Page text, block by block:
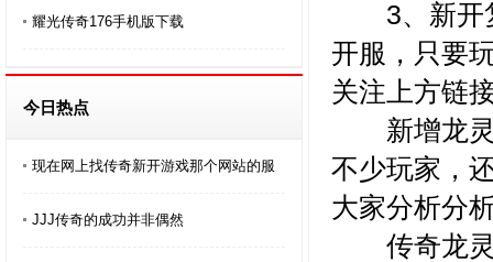
耀光传奇176手机版下载
今日热点
现在网上找传奇新开游戏那个网站的服
JJJ传奇的成功并非偶然
3、新开复
开服，只要
关注上方链
新增龙灵
不少玩家，
大家分析分
传奇龙灵